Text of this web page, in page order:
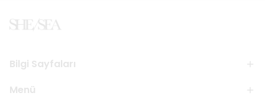
Bilgi Sayfaları
Menü